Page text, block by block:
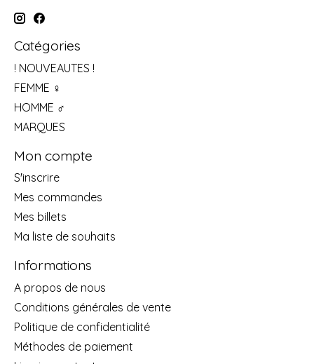
Catégories
! NOUVEAUTES !
FEMME ♀
HOMME ♂
MARQUES
Mon compte
S'inscrire
Mes commandes
Mes billets
Ma liste de souhaits
Informations
A propos de nous
Conditions générales de vente
Politique de confidentialité
Méthodes de paiement